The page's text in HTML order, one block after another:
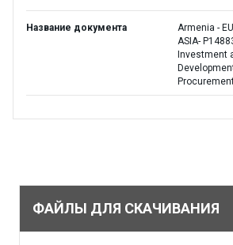
Название документа
Armenia -
ASIA-
Investment
ФАЙЛЫ ДЛЯ СКАЧИВАНИЯ